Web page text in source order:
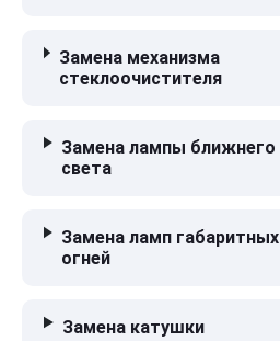
Замена механизма
стеклоочистителя
Замена лампы ближнего
света
Замена ламп габаритных
огней
Замена катушки